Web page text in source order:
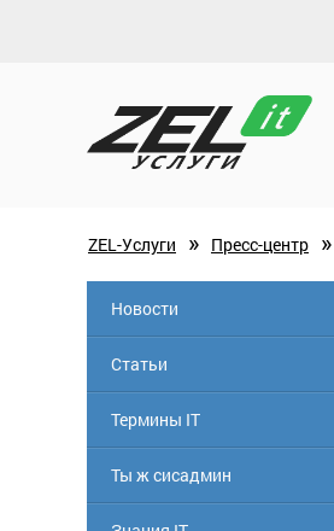
ZEL-Услуги » Пресс-центр »
Новости
Статьи
Термины IT
Ты ж сисадмин